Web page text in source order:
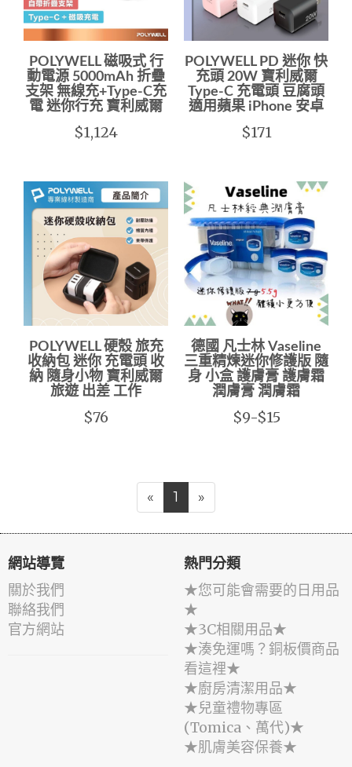
POLYWELL 磁吸式 行
動電源 5000mAh 折疊
支架 無線充+Type-C充
電 迷你行充 寶利威爾
$1,124
POLYWELL PD 迷你 快
充頭 20W 寶利威爾
Type-C 充電頭 豆腐頭
適用蘋果 iPhone 安卓
$171
POLYWELL 硬殼 旅充
收納包 迷你 充電頭 收
納 隨身小物 寶利威爾
旅遊 出差 工作
$76
德國 凡士林 Vaseline
三重精煉迷你修護版 隨
身 小盒 護膚膏 護膚霜
潤膚膏 潤膚霜
$9-$15
« 1 »
網站導覽
關於我們
聯絡我們
官方網站
熱門分類
★您可能會需要的日用品
★
★3C相關用品★
★湊免運嗎？銅板價商品
看這裡★
★廚房清潔用品★
★兒童禮物專區
(Tomica、萬代)★
★肌膚美容保養★